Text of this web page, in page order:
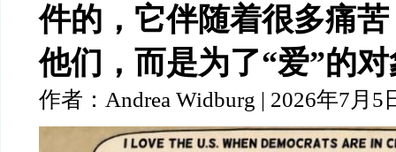
件的，它伴随着很多痛
他们，而是为了“爱”的
作者：Andrea Widburg | 2026年7月5